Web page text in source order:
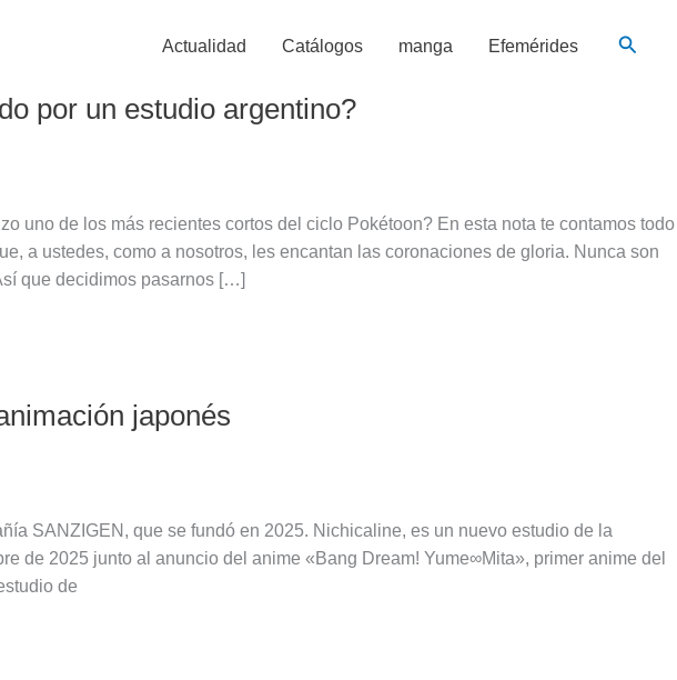
Actualidad Catálogos manga Efemérides
por un estudio argentino?
uno de los más recientes cortos del ciclo Pokétoon? En esta nota te contamos todo
a ustedes, como a nosotros, les encantan las coronaciones de gloria. Nunca son
que decidimos pasarnos […]
japonés
SANZIGEN, que se fundó en 2025. Nichicaline, es un nuevo estudio de la
de 2025 junto al anuncio del anime «Bang Dream! Yume∞Mita», primer anime del
de